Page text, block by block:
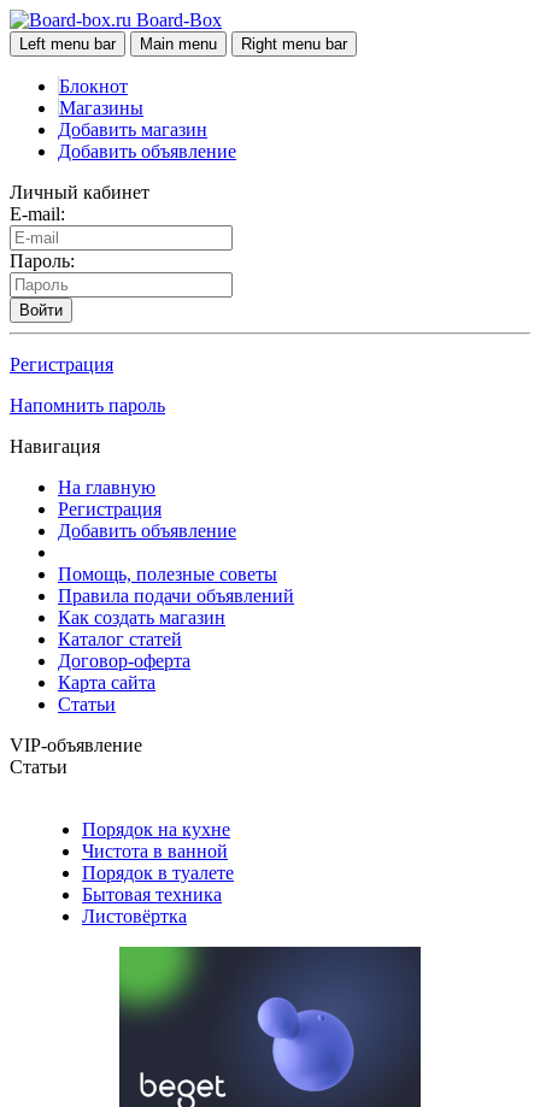
Board-Box
Left menu bar Main menu Right menu bar
Блокнот
Магазины
Добавить магазин
Добавить объявление
Личный кабинет
E-mail:
Пароль:
Войти
Регистрация
Напомнить пароль
Навигация
На главную
Регистрация
Добавить объявление
Помощь, полезные советы
Правила подачи объявлений
Как создать магазин
Каталог статей
Договор-оферта
Карта сайта
Статьи
VIP-объявление
Статьи
Порядок на кухне
Чистота в ванной
Порядок в туалете
Бытовая техника
Листовёртка